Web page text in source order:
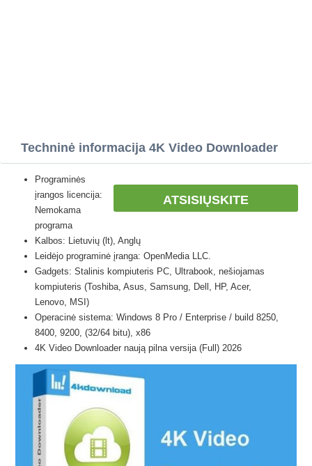
Techninė informacija 4K Video Downloader
ATSISIŲSKITE
Programinės
įrangos licencija:
Nemokama
programa
Kalbos: Lietuvių (lt), Anglų
Leidėjo programinė įranga: OpenMedia LLC.
Gadgets: Stalinis kompiuteris PC, Ultrabook, nešiojamas
kompiuteris (Toshiba, Asus, Samsung, Dell, HP, Acer,
Lenovo, MSI)
Operacinė sistema: Windows 8 Pro / Enterprise / build 8250,
8400, 9200, (32/64 bitu), x86
4K Video Downloader naują pilna versija (Full) 2026